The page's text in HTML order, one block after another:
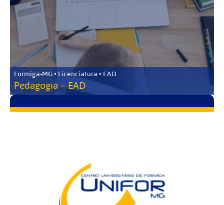
Formiga-MG • Licenciatura • EAD
Pedagogia – EAD